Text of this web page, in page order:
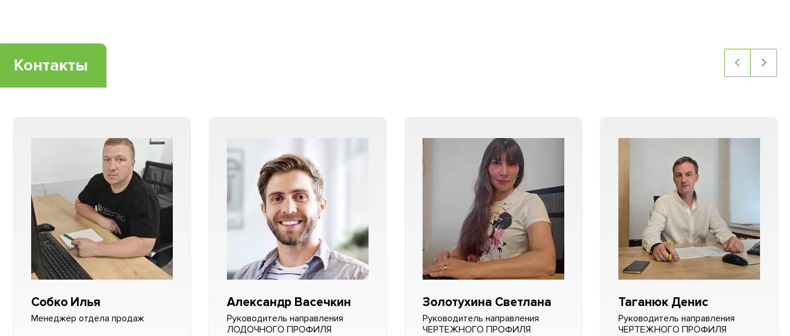
Контакты
Собко Илья
Менеджер отдела продаж
Александр Васечкин
Руководитель направления
ЛОДОЧНОГО ПРОФИЛЯ
Золотухина Светлана
Руководитель направления
ЧЕРТЕЖНОГО ПРОФИЛЯ
Таганюк Денис
Руководитель направления
ЧЕРТЕЖНОГО ПРОФИЛЯ